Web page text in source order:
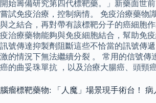
開始籌備研究第四代標靶藥。」新藥面世
嘗試免疫治療，控制病情。 免疫治療藥物
與之結合，再對帶有該標靶分子的癌細胞
疫治療藥物能夠與免疫細胞結合，幫助免疫
訊號傳達抑製劑阻斷這些不恰當的訊號傳
激的情況下無法繼續分裂 。 常用的信號傳
癌的曲妥珠單抗 ，以及治療大腸癌、頭頸
腦瘤標靶藥物: 「人魔」場景現手術台！